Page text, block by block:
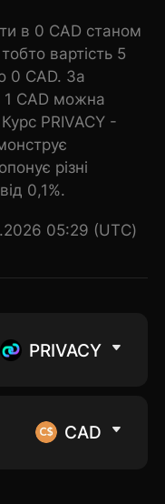
в 0 CAD станом
вартість 5
0 CAD. За
1 CAD можна
PRIVACY -
різні
0,1%.
05:29 (UTC)
PRIVACY
CAD